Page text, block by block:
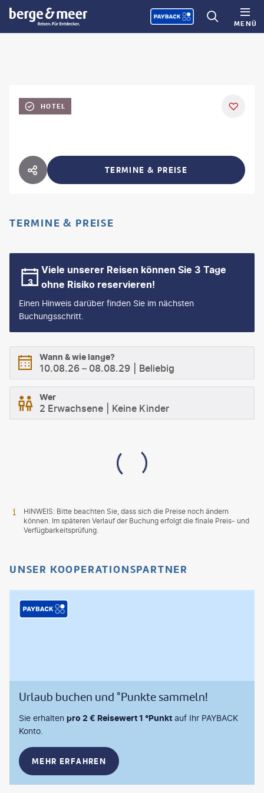
MENÜ
HOTEL
HOTEL TEILEN TERMINE & PREISE
TERMINE & PREISE
Viele unserer Reisen können Sie 3 Tage
ohne Risiko reservieren!
Einen Hinweis darüber finden Sie im nächsten
Buchungsschritt.
Wann & wie lange?
10.08.26 – 08.08.29 Beliebig
Wer
2 Erwachsene Keine Kinder
HINWEIS: Bitte beachten Sie, dass sich die Preise noch ändern
können. Im späteren Verlauf der Buchung erfolgt die finale Preis- und
Verfügbarkeitsprüfung.
UNSER KOOPERATIONSPARTNER
Urlaub buchen und °Punkte sammeln!
Sie erhalten pro 2 € Reisewert 1 °Punkt auf Ihr PAYBACK
Konto.
MEHR ERFAHREN